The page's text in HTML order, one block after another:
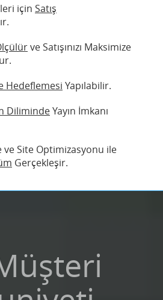
için Satış
ve Satışınızı Maksimize
Hedeflemesi Yapılabilir.
DilimindeYayın İmkanı
ve Site Optimizasyonu ile
Gerçekleşir.